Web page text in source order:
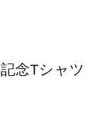
念Tシャツ